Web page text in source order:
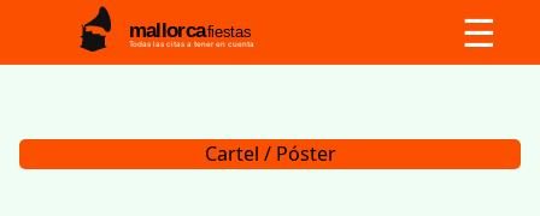
mallorcafiestas
Todas las citas a tener en cuenta ☰
Cartel / Póster